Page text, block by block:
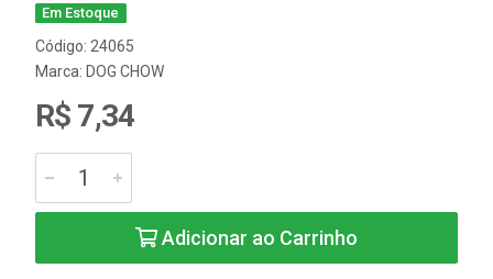
Em Estoque
Código: 24065
Marca: DOG CHOW
R$ 7,34
Adicionar ao Carrinho